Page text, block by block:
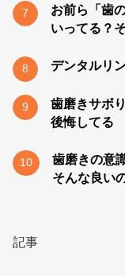
7
お前ら「歯
いってる？
8 デンタルリ
9
歯磨きサボ
後悔してる
10
歯磨きの意
そんな良い
記事